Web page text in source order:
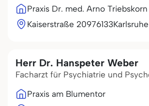
Praxis Dr. med. Arno Triebskorn
Kaiserstraße 20976133Karlsruhe
Herr Dr. Hanspeter Weber
Facharzt für Psychiatrie und
Praxis am Blumentor